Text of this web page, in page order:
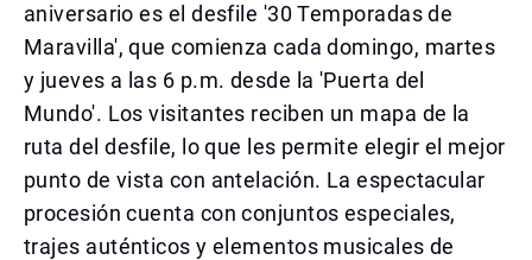
aniversario es el desfile '30 Temporadas de
Maravilla', que comienza cada domingo, martes
y jueves a las 6 p.m. desde la 'Puerta del
Mundo'. Los visitantes reciben un mapa de la
ruta del desfile, lo que les permite elegir el mejor
punto de vista con antelación. La espectacular
procesión cuenta con conjuntos especiales,
trajes auténticos y elementos musicales de